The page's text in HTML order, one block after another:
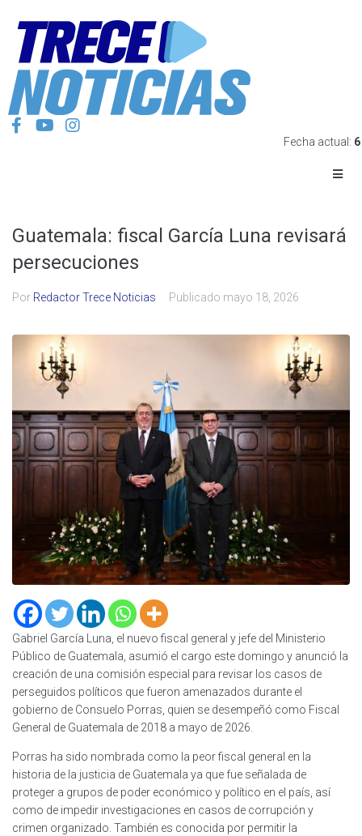
Fecha actual:
Guatemala: fiscal García Luna revisará
persecuciones
Por Redactor Trece Noticias Publicado mayo 18, 2026
Gabriel García Luna, el nuevo fiscal general y jefe del Ministerio
Público de Guatemala, asumió el cargo este domingo y anunció la
creación de una comisión especial para revisar los casos de
perseguidos políticos que fueron amenazados durante el
gobierno de Consuelo Porras, quien se desempeñó como Fiscal
General de Guatemala de 2018 a mayo de 2026.
Porras ha sido nombrada como la peor fiscal general en la
historia de la justicia de Guatemala ya que fue señalada de
proteger a grupos de poder económico y político en el país, así
como de impedir investigaciones en casos de corrupción y
crimen organizado. También es conocida por permitir la